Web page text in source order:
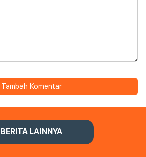
Tambah Komentar
BERITA LAINNYA